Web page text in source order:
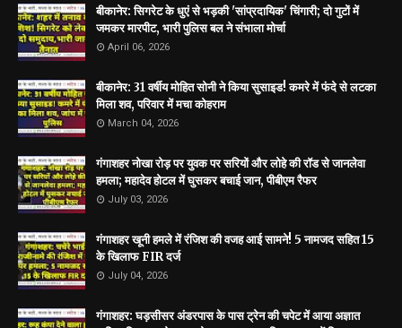
बीकानेर: सिगरेट के धुएं से भड़की 'सांप्रदायिक' चिंगारी; दो गुटों में
जमकर मारपीट, भारी पुलिस बल ने संभाला मोर्चा
April 06, 2026
बीकानेर: 31 वर्षीय मोहित सोनी ने किया सुसाइड! कमरे में फंदे से लटका
मिला शव, परिवार में मचा कोहराम
March 04, 2026
गंगाशहर नोखा रोड़ पर युवक पर सरियों और लोहे की रॉड से जानलेवा
हमला; महादेव होटल में घुसकर बचाई जान, पीबीएम रैफर
July 03, 2026
गंगाशहर खूनी हमले में रंजिश की वजह आई सामने! 5 नामजद सहित 15
के खिलाफ FIR दर्ज
July 04, 2026
गंगाशहर: घड़सीसर अंडरपास के पास ट्रेन की चपेट में आया अज्ञात